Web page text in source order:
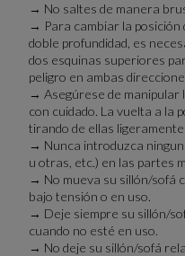
→ No saltes de manera
→ Para cambiar la posición
doble profundidad, es
dos esquinas superiores
peligro en ambas
→ Asegúrese de manipular
con cuidado. La vuelta a la
tirando de ellas
→ Nunca introduzca
u otras, etc.) en las partes
→ No mueva su sillón/sofá
bajo tensión o en uso.
→ Deje siempre su sillón/
cuando no esté en uso.
→ No deje su sillón/sofá